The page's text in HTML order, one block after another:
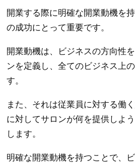
開業する際に明確な開業動機を
の成功にとって重要です。
開業動機は、ビジネスの方向性
ンを定義し、全てのビジネス上
す。
また、それは従業員に対する働
に対してサロンが何を提供しよ
します。
明確な開業動機を持つことで、